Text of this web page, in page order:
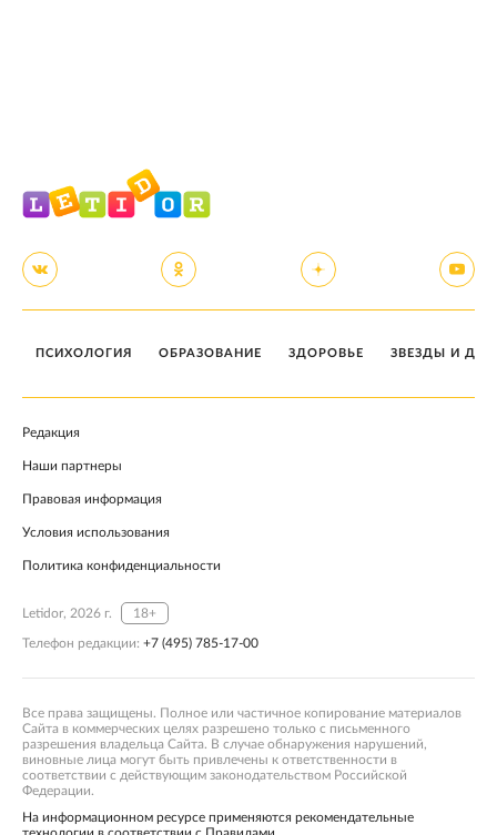
ПСИХОЛОГИЯ ОБРАЗОВАНИЕ ЗДОРОВЬЕ ЗВЕЗДЫ И
Редакция
Наши партнеры
Правовая информация
Условия использования
Политика конфиденциальности
Letidor, 2026 г. 18+
Телефон редакции: +7 (495) 785-17-00
Все права защищены. Полное или частичное копирование материалов
Сайта в коммерческих целях разрешено только с письменного
разрешения владельца Сайта. В случае обнаружения нарушений,
виновные лица могут быть привлечены к ответственности в
соответствии с действующим законодательством Российской
Федерации.
На информационном ресурсе применяются рекомендательные